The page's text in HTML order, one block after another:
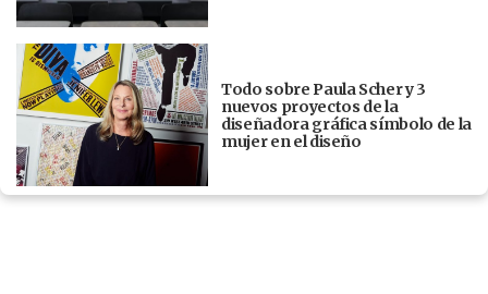
Todo sobre Paula Scher y 3
nuevos proyectos de la
diseñadora gráfica símbolo de la
mujer en el diseño